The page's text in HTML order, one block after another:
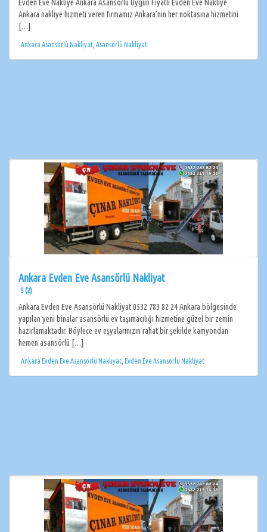
Evden Eve Nakliye Ankara Asansörlü Uygun Fiyatlı Evden Eve Nakliye
Ankara nakliye hizmeti veren firmamız Ankara’nin her noktasına hizmetini
[…]
Ankara Asansörlü Nakliyat Asansörlü Nakliyat
Ankara Evden Eve Asansörlü Nakliyat
5 (2)
Ankara Evden Eve Asansörlü Nakliyat 0532 783 82 24 Ankara bölgesinde
yapılan yeni binalar asansörlü ev taşımacılığı hizmetine güzel bir zemin
hazırlamaktadır. Böylece ev eşyalarınızın rahat bir şekilde kamyondan
hemen asansörlü […]
Ankara Evden Eve Asansörlü Nakliyat Evden Eve Asansörlü Nakliyat